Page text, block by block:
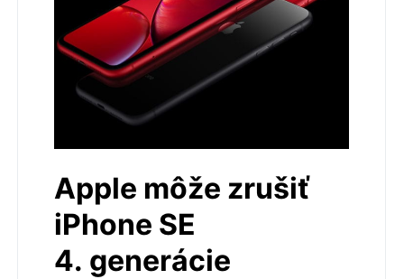
Apple môže zrušiť
iPhone SE
4. generácie